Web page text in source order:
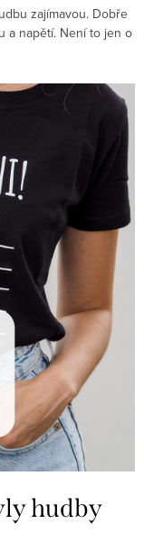
zajímavou. Dobře
a napětí. Není to jen o
hudby